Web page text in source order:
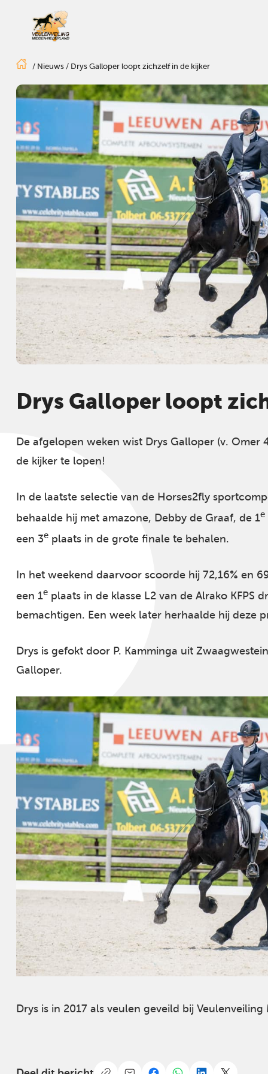
/ Nieuws/ Drys Galloper loopt zichzelf in de kijker
Drys Galloper loopt
De afgelopen weken wist Drys Galloper (v. Omer
de kijker te lopen!
In de laatste selectie van de Horses2fly
behaalde hij met amazone, Debby de Graaf, de 1e
een 3eplaats in de grote finale te behalen.
In het weekend daarvoor scoorde hij 72,16% en
een 1eplaats in de klasse L2 van de Alrako KFPS
bemachtigen. Een week later herhaalde hij deze
Drys is gefokt door P. Kamminga uit
Galloper.
Drys is in 2017 als veulen geveild bij